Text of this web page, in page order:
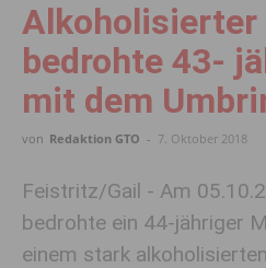
Alkoholisierter
bedrohte 43-
mit dem
von Redaktion GTO - 7. Oktober 2018
Feistritz/Gail - Am
bedrohte ein 44-jähriger
einem stark